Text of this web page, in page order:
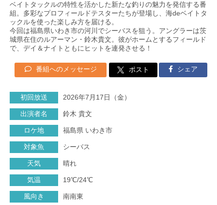
ベイトタックルの特性を活かした新たな釣りの魅力を発信する番
組。多彩なプロフィールドテスターたちが登場し、海deベイトタ
ックルを使った楽しみ方を届ける。
今回は福島県いわき市の河川でシーバスを狙う。アングラーは茨
城県在住のルアーマン・鈴木貴文。彼がホームとするフィールド
で、デイ＆ナイトともにヒットを連発させる！
番組へのメッセージ ポスト シェア
初回放送 2026年7月17日（金）
出演者名 鈴木 貴文
ロケ地 福島県 いわき市
対象魚 シーバス
天気 晴れ
気温 19℃/24℃
風向き 南南東